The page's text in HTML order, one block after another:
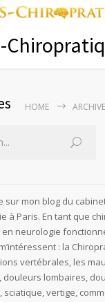
HOME
sur mon blog du
à Paris. En tant que
en neurologie
: la
vertébrales, les
douleurs lombaires,
sciatique, vertige,